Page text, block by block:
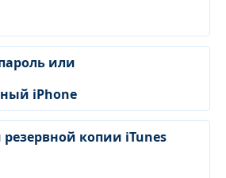
или
iPhone
резервной копии iTunes